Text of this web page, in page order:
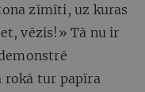
zīmīti, uz kuras
vēzis!» Tā nu ir
rokā tur papīra